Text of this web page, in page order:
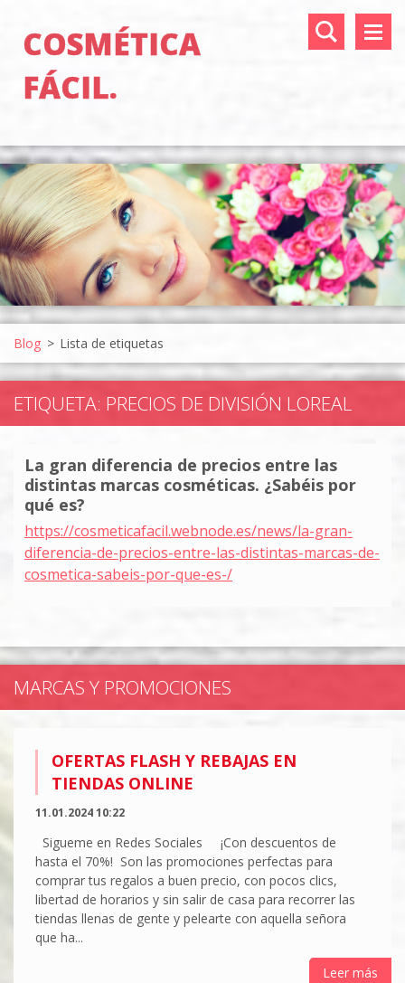
COSMÉTICA
FÁCIL.
Blog > Lista de etiquetas
ETIQUETA: PRECIOS DE DIVISIÓN LOREAL
La gran diferencia de precios entre las
distintas marcas cosméticas. ¿Sabéis por
qué es?
https://cosmeticafacil.webnode.es/news/la-gran-
diferencia-de-precios-entre-las-distintas-marcas-de-
cosmetica-sabeis-por-que-es-/
MARCAS Y PROMOCIONES
OFERTAS FLASH Y REBAJAS EN
TIENDAS ONLINE
11.01.2024 10:22
Sigueme en Redes Sociales ¡Con descuentos de
hasta el 70%! Son las promociones perfectas para
comprar tus regalos a buen precio, con pocos clics,
libertad de horarios y sin salir de casa para recorrer las
tiendas llenas de gente y pelearte con aquella señora
que ha...
Leer más